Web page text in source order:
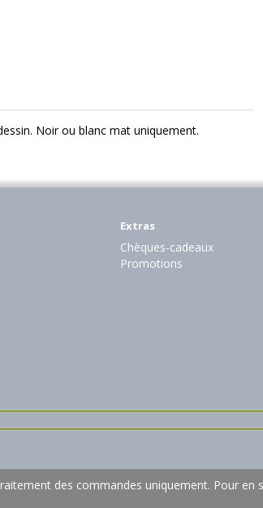
Noir ou blanc mat uniquement.
Extras
Chèques-cadeaux
Promotions
des commandes uniquement. Pour en